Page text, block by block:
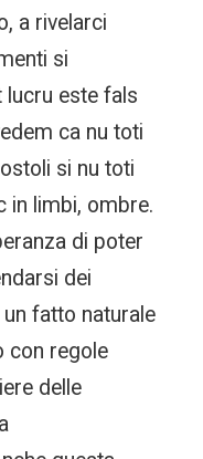
a rivelarci
si
lucru este fals
ca nu toti
si nu toti
in limbi, ombre.
di poter
dei
fatto naturale
con regole
delle